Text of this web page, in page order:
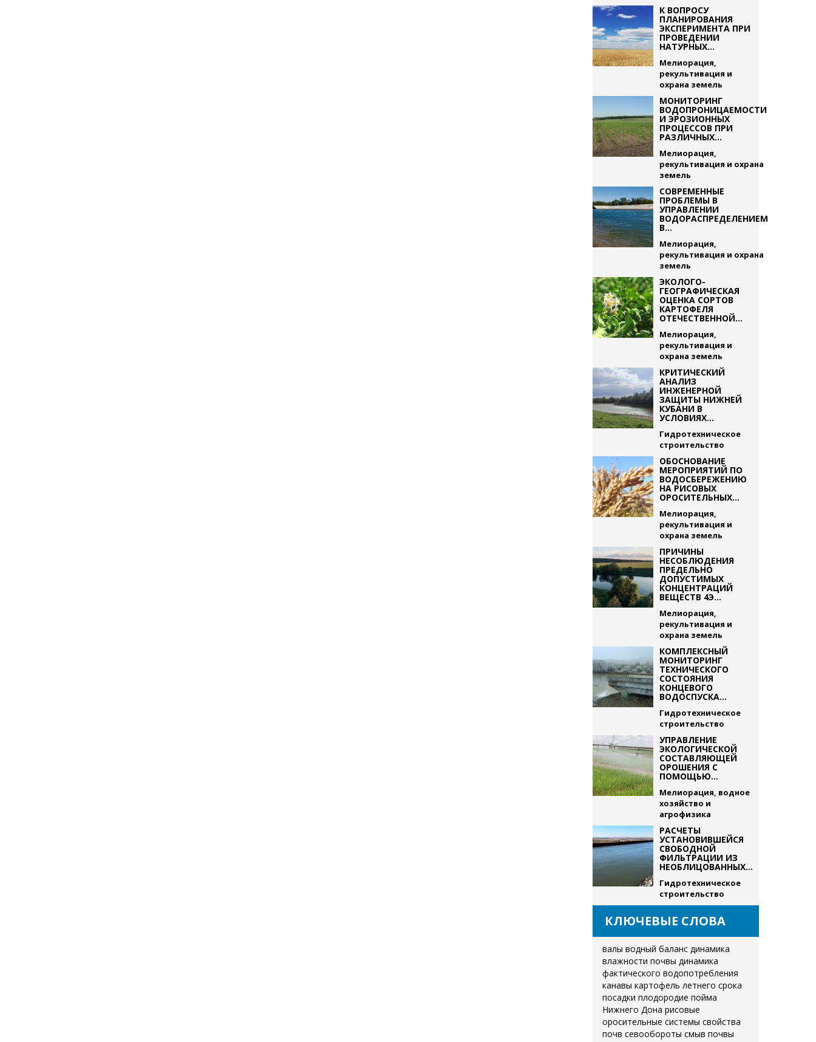
К ВОПРОСУ
ПЛАНИРОВАНИЯ
ЭКСПЕРИМЕНТА ПРИ
ПРОВЕДЕНИИ
НАТУРНЫХ...
Мелиорация,
рекультивация и
охрана земель
МОНИТОРИНГ
ВОДОПРОНИЦАЕМОСТИ
И ЭРОЗИОННЫХ
ПРОЦЕССОВ ПРИ
РАЗЛИЧНЫХ...
Мелиорация,
рекультивация и охрана
земель
СОВРЕМЕННЫЕ
ПРОБЛЕМЫ В
УПРАВЛЕНИИ
ВОДОРАСПРЕДЕЛЕНИЕМ
В...
Мелиорация,
рекультивация и охрана
земель
ЭКОЛОГО-
ГЕОГРАФИЧЕСКАЯ
ОЦЕНКА СОРТОВ
КАРТОФЕЛЯ
ОТЕЧЕСТВЕННОЙ...
Мелиорация,
рекультивация и
охрана земель
КРИТИЧЕСКИЙ
АНАЛИЗ
ИНЖЕНЕРНОЙ
ЗАЩИТЫ НИЖНЕЙ
КУБАНИ В
УСЛОВИЯХ...
Гидротехническое
строительство
ОБОСНОВАНИЕ
МЕРОПРИЯТИЙ ПО
ВОДОСБЕРЕЖЕНИЮ
НА РИСОВЫХ
ОРОСИТЕЛЬНЫХ...
Мелиорация,
рекультивация и
охрана земель
ПРИЧИНЫ
НЕСОБЛЮДЕНИЯ
ПРЕДЕЛЬНО
ДОПУСТИМЫХ
КОНЦЕНТРАЦИЙ
ВЕЩЕСТВ 4Э...
Мелиорация,
рекультивация и
охрана земель
КОМПЛЕКСНЫЙ
МОНИТОРИНГ
ТЕХНИЧЕСКОГО
СОСТОЯНИЯ
КОНЦЕВОГО
ВОДОСПУСКА...
Гидротехническое
строительство
УПРАВЛЕНИЕ
ЭКОЛОГИЧЕСКОЙ
СОСТАВЛЯЮЩЕЙ
ОРОШЕНИЯ С
ПОМОЩЬЮ...
Мелиорация, водное
хозяйство и
агрофизика
РАСЧЕТЫ
УСТАНОВИВШЕЙСЯ
СВОБОДНОЙ
ФИЛЬТРАЦИИ ИЗ
НЕОБЛИЦОВАННЫХ...
Гидротехническое
строительство
КЛЮЧЕВЫЕ СЛОВА
валы водный баланс динамика
влажности почвы динамика
фактического водопотребления
канавы картофель летнего срока
посадки плодородие пойма
Нижнего Дона рисовые
оросительные системы свойства
почв севообороты смыв почвы